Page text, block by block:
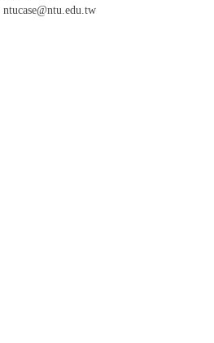
ntucase@ntu.edu.tw